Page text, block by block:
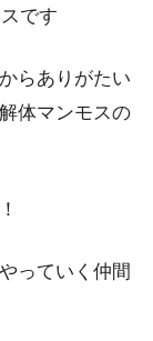
です
らありがたい
体マンモスの
っていく仲間